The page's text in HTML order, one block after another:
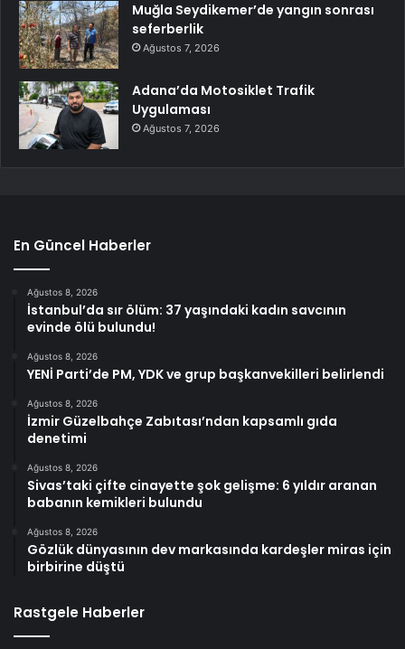
Muğla Seydikemer’de yangın sonrası
seferberlik
Ağustos 7, 2026
Adana’da Motosiklet Trafik
Uygulaması
Ağustos 7, 2026
En Güncel Haberler
Ağustos 8, 2026
İstanbul’da sır ölüm: 37 yaşındaki kadın savcının
evinde ölü bulundu!
Ağustos 8, 2026
YENİ Parti’de PM, YDK ve grup başkanvekilleri belirlendi
Ağustos 8, 2026
İzmir Güzelbahçe Zabıtası’ndan kapsamlı gıda
denetimi
Ağustos 8, 2026
Sivas’taki çifte cinayette şok gelişme: 6 yıldır aranan
babanın kemikleri bulundu
Ağustos 8, 2026
Gözlük dünyasının dev markasında kardeşler miras için
birbirine düştü
Rastgele Haberler